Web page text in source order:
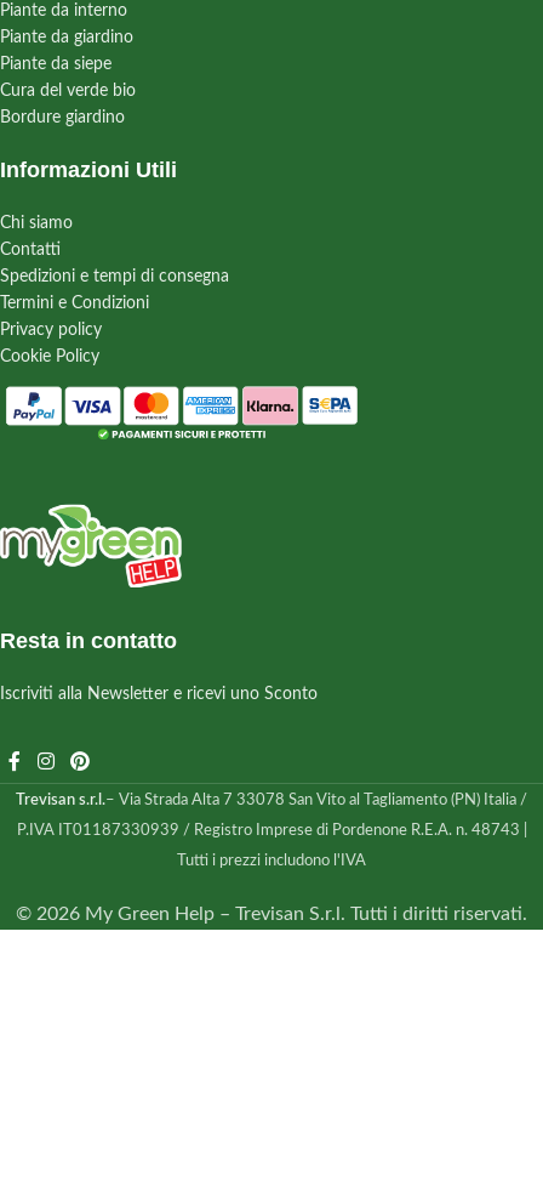
Piante da interno
Piante da giardino
Piante da siepe
Cura del verde bio
Bordure giardino
Informazioni Utili
Chi siamo
Contatti
Spedizioni e tempi di consegna
Termini e Condizioni
Privacy policy
Cookie Policy
Resta in contatto
Iscriviti alla Newsletter e ricevi uno Sconto
Trevisan s.r.l.– Via Strada Alta 7 33078 San Vito al Tagliamento (PN) Italia /
P.IVA IT01187330939 / Registro Imprese di Pordenone R.E.A. n. 48743 |
Tutti i prezzi includono l'IVA
© 2026 My Green Help – Trevisan S.r.l. Tutti i diritti riservati.